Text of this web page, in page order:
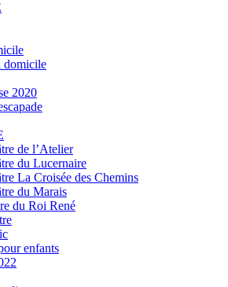
domicile
2020
de l’Atelier
du Lucernaire
La Croisée des Chemins
du Marais
du Roi René
enfants